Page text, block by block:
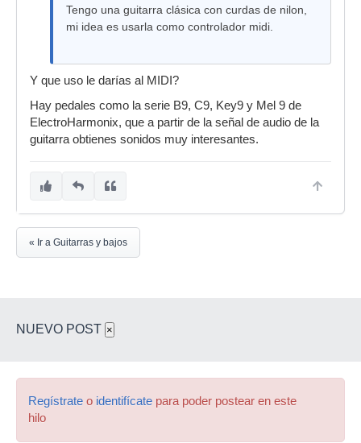
Tengo una guitarra clásica con curdas de nilon,
mi idea es usarla como controlador midi.
Y que uso le darías al MIDI?
Hay pedales como la serie B9, C9, Key9 y Mel 9 de
ElectroHarmonix, que a partir de la señal de audio de la
guitarra obtienes sonidos muy interesantes.
« Ir a Guitarras y bajos
NUEVO POST ×
Regístrate o identifícate para poder postear en este
hilo